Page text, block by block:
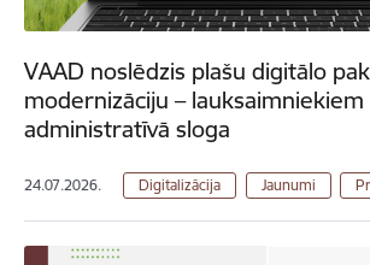
VAAD noslēdzis plašu digitālo
modernizāciju – lauksaimniekiem
administratīvā sloga
24.07.2026. Digitalizācija Jaunumi